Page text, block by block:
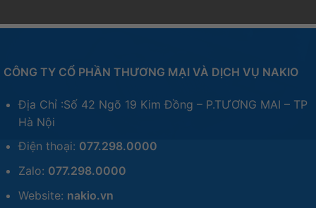
CÔNG TY CỔ PHẦN THƯƠNG MẠI VÀ DỊCH VỤ NAKIO
Địa Chỉ :Số 42 Ngõ 19 Kim Đồng – P.TƯƠNG MAI – TP
Hà Nội
Điện thoại: 077.298.0000
Zalo: 077.298.0000
Website: nakio.vn